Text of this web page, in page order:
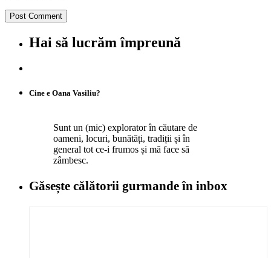
Hai să lucrăm împreună
Cine e Oana Vasiliu?
Sunt un (mic) explorator în căutare de
oameni, locuri, bunătăți, tradiții și în
general tot ce-i frumos și mă face să
zâmbesc.
Găsește călătorii gurmandeîn inbox